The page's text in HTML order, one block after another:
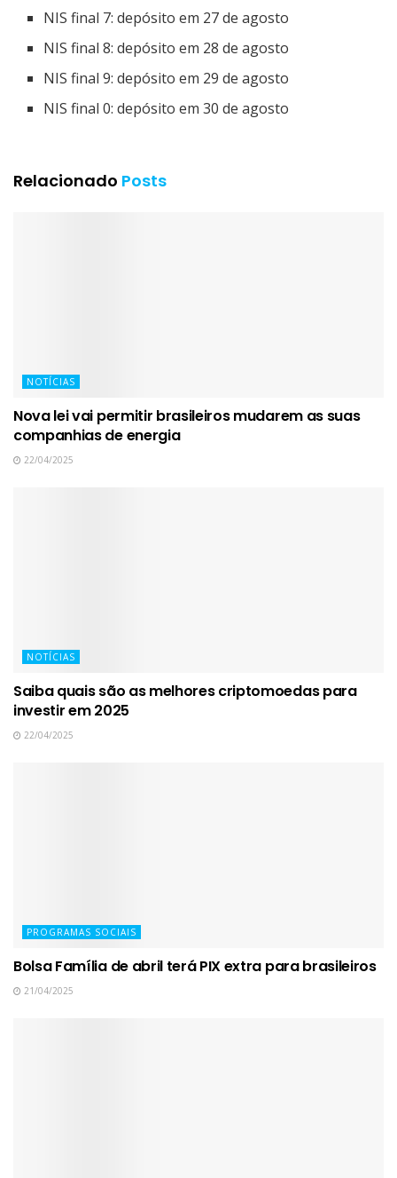
NIS final 7: depósito em 27 de agosto
NIS final 8: depósito em 28 de agosto
NIS final 9: depósito em 29 de agosto
NIS final 0: depósito em 30 de agosto
Relacionado Posts
NOTÍCIAS
Nova lei vai permitir brasileiros mudarem as suas
companhias de energia
22/04/2025
NOTÍCIAS
Saiba quais são as melhores criptomoedas para
investir em 2025
22/04/2025
PROGRAMAS SOCIAIS
Bolsa Família de abril terá PIX extra para brasileiros
21/04/2025